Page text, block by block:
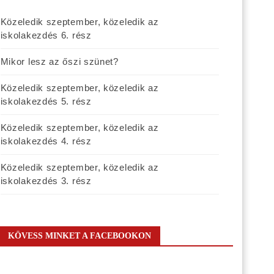
Közeledik szeptember, közeledik az
iskolakezdés 6. rész
Mikor lesz az őszi szünet?
Közeledik szeptember, közeledik az
iskolakezdés 5. rész
Közeledik szeptember, közeledik az
iskolakezdés 4. rész
Közeledik szeptember, közeledik az
iskolakezdés 3. rész
KÖVESS MINKET A FACEBOOKON